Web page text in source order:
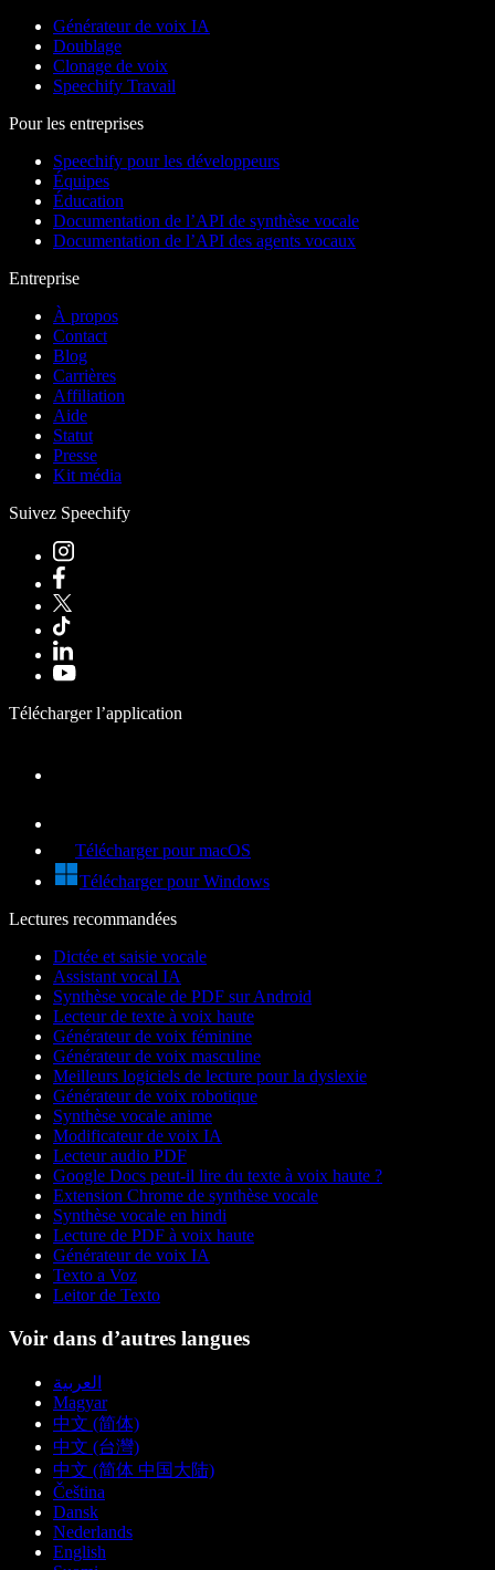
Générateur de voix IA
Doublage
Clonage de voix
Speechify Travail
Pour les entreprises
Speechify pour les développeurs
Équipes
Éducation
Documentation de l’API de synthèse vocale
Documentation de l’API des agents vocaux
Entreprise
À propos
Contact
Blog
Carrières
Affiliation
Aide
Statut
Presse
Kit média
Suivez Speechify
Télécharger l’application
Télécharger pour macOS
Télécharger pour Windows
Lectures recommandées
Dictée et saisie vocale
Assistant vocal IA
Synthèse vocale de PDF sur Android
Lecteur de texte à voix haute
Générateur de voix féminine
Générateur de voix masculine
Meilleurs logiciels de lecture pour la dyslexie
Générateur de voix robotique
Synthèse vocale anime
Modificateur de voix IA
Lecteur audio PDF
Google Docs peut-il lire du texte à voix haute ?
Extension Chrome de synthèse vocale
Synthèse vocale en hindi
Lecture de PDF à voix haute
Générateur de voix IA
Texto a Voz
Leitor de Texto
Voir dans d’autres langues
العربية
Magyar
中文 (简体)
中文 (台灣)
中文 (简体 中国大陆)
Čeština
Dansk
Nederlands
English